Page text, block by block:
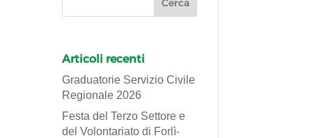
Articoli recenti
Graduatorie Servizio Civile
Regionale 2026
Festa del Terzo Settore e
del Volontariato di Forlì-